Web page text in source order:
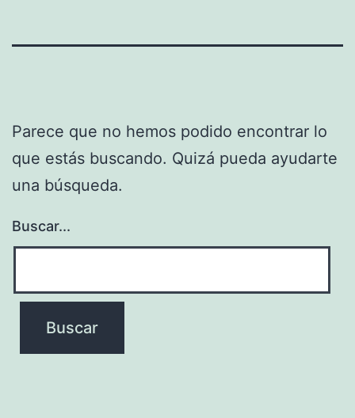
Parece que no hemos podido encontrar lo
que estás buscando. Quizá pueda ayudarte
una búsqueda.
Buscar...